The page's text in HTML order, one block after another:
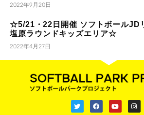
2022年9月20日
☆5/21・22日開催 ソフトボールJD
塩原ラウンドキッズエリア☆
2022年4月27日